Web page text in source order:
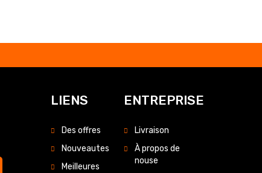
LIENS
Des offres
Nouveautes
Meilleures
ENTREPRISE
Livraison
À propos de
nouse